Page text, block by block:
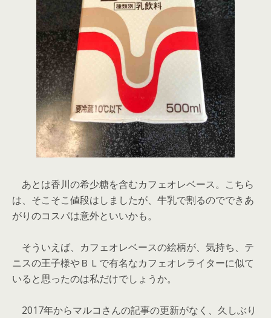
あとは香川の希少糖を含むカフェオレベース。こちら
は、そこそこ値段はしましたが、牛乳で割るのでできあ
がりのコスパは意外といいかも。
そういえば、カフェオレベースの絵柄が、気持ち、テ
ニスの王子様やＢＬで有名なカフェオレライターに似て
いると思ったのは私だけでしょうか。
2017年からマルコさんの記事の更新がなく、久しぶり